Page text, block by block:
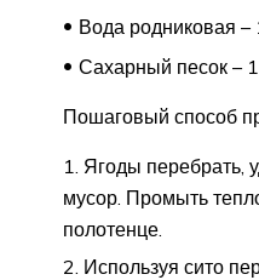
Вода родниковая –
Сахарный песок –
Пошаговый способ
Ягоды перебрать,
мусор. Промыть
полотенце.
Используя сито